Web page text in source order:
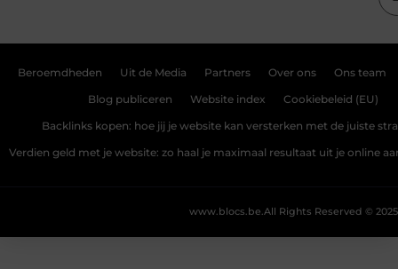
Beroemdheden Uit de Media Partners Over ons Ons team
Blog publiceren Website index Cookiebeleid (EU)
Backlinks kopen: hoe jij je website kan versterken met de juiste
Verdien geld met je website: zo haal je maximaal resultaat uit je online
All Rights Reserved © 2025
www.blocs.be.